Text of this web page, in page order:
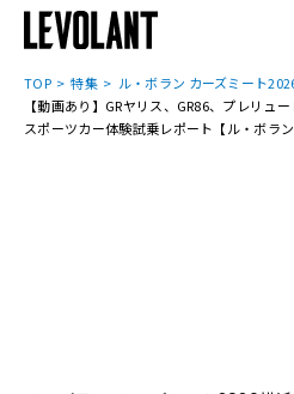
TOP 特集
ル・ボラン カーズミート
【動画あり】GRヤリス、GR86、プレリュ
スポーツカー体験試乗レポート【ル・ボラ